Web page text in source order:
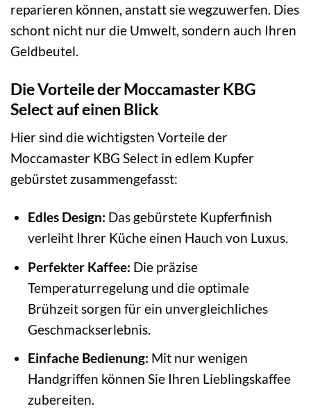
reparieren können, anstatt sie wegzuwerfen. Dies
schont nicht nur die Umwelt, sondern auch Ihren
Geldbeutel.
Die Vorteile der Moccamaster KBG
Select auf einen Blick
Hier sind die wichtigsten Vorteile der
Moccamaster KBG Select in edlem Kupfer
gebürstet zusammengefasst:
Edles Design: Das gebürstete Kupferfinish
verleiht Ihrer Küche einen Hauch von Luxus.
Perfekter Kaffee: Die präzise
Temperaturregelung und die optimale
Brühzeit sorgen für ein unvergleichliches
Geschmackserlebnis.
Einfache Bedienung: Mit nur wenigen
Handgriffen können Sie Ihren Lieblingskaffee
zubereiten.